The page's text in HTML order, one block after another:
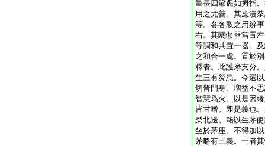
量長四節麁如拇指
用之尤善。其應漫
等。各各取之用辨
右。其閼伽器當置
等調和共置一器。
之和合一處。置於
釋者。此護摩支分
生三有災患。今還
切普門身。増益不
智慧爲火。以是因
皆甘嗜。即是義也
梨北邊。籍以生茅
坐於茅座。不得加
茅略有三義。一者